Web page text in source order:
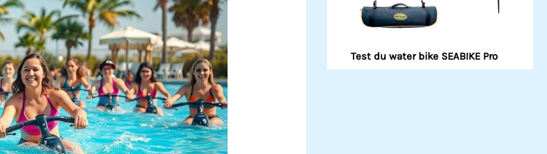
Test du water bike SEABIKE Pro